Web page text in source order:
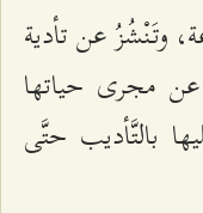
وتَنْشُزُ عن تأدية
مجرى حياتها
بالتَّأديب حتَّى